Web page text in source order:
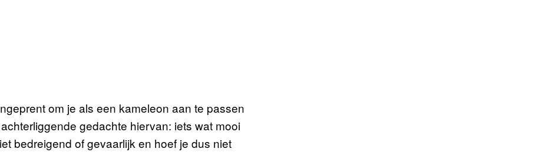
om je als een kameleon aan te passen
gedachte hiervan: iets wat mooi
bedreigend of gevaarlijk en hoef je dus niet